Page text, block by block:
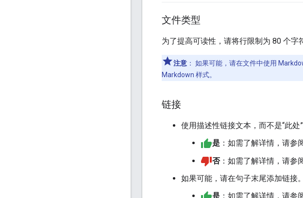
文件类型
为了提高可读性，请将行限制为 80 个字
注意 ： 如果可能，请在文件中使用
Markdown 样式。
链接
使用描述性链接文本，而不是“此处
是 ：如需了解详情，请参
否：如需了解详情，请参
如果可能，请在句子末尾添加链接。
是 ：如需了解详情，请参